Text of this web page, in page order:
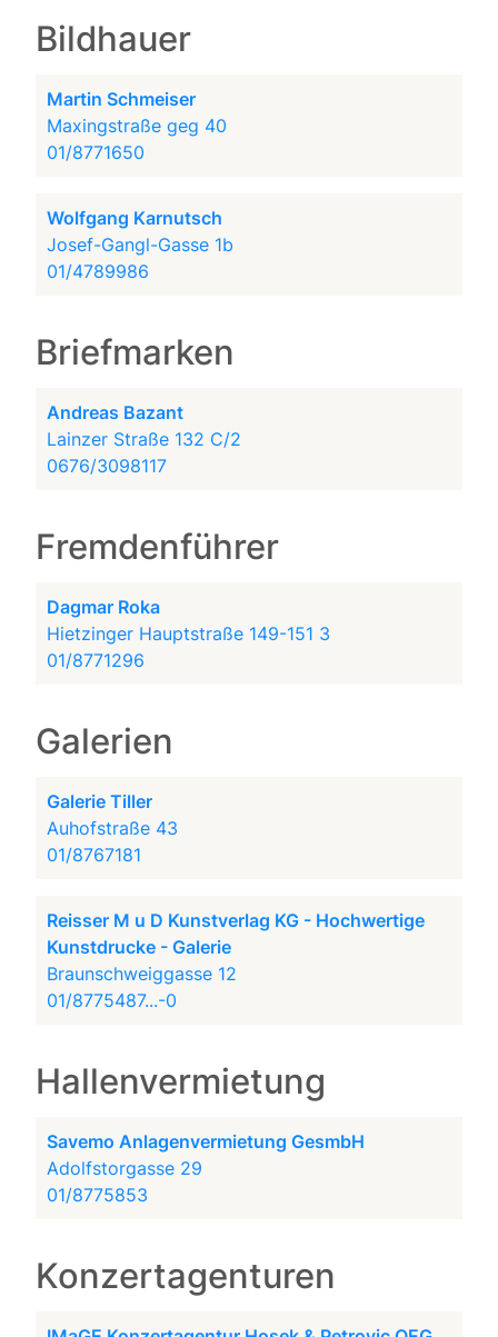
Bildhauer
Martin Schmeiser
Maxingstraße geg 40
01/8771650
Wolfgang Karnutsch
Josef-Gangl-Gasse 1b
01/4789986
Briefmarken
Andreas Bazant
Lainzer Straße 132 C/2
0676/3098117
Fremdenführer
Dagmar Roka
Hietzinger Hauptstraße 149-151 3
01/8771296
Galerien
Galerie Tiller
Auhofstraße 43
01/8767181
Reisser M u D Kunstverlag KG - Hochwertige
Kunstdrucke - Galerie
Braunschweiggasse 12
01/8775487...-0
Hallenvermietung
Savemo Anlagenvermietung GesmbH
Adolfstorgasse 29
01/8775853
Konzertagenturen